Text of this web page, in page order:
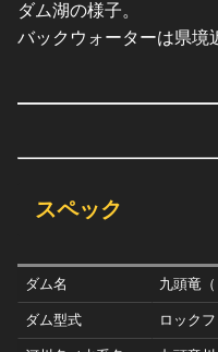
ダム湖の様子。
バックウォーターは県境
スペック
ダム名 九頭竜
ダム型式 ロック